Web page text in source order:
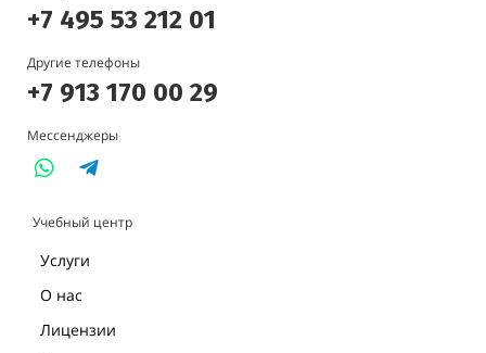
+7 495 53 212 01
Другие телефоны
+7 913 170 00 29
Мессенджеры
Учебный центр
Услуги
О нас
Лицензии